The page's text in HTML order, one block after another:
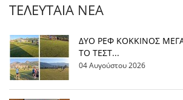
ΤΕΛΕΥΤΑΊΑ ΝΈΑ
ΔΥΟ ΡΕΦ ΚΟΚΚΙΝΟΣ
ΤΟ ΤΕΣΤ...
04 Αυγούστου 2026